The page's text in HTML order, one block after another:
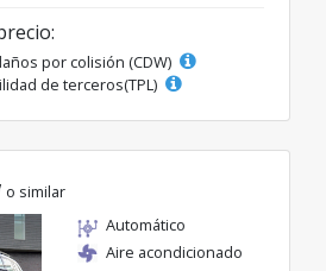
por colisión (CDW)
de terceros(TPL)
o similar
Automático
Aire acondicionado